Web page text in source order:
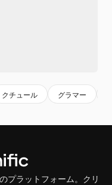
クチュール グラマー
プラットフォーム。クリ